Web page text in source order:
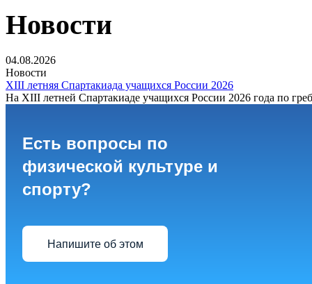
Новости
04.08.2026
Новости
XIII летняя Спартакиада учащихся России 2026
На XIII летней Спартакиаде учащихся России 2026 года по
Есть вопросы по
физической культуре и
спорту?
Напишите об этом